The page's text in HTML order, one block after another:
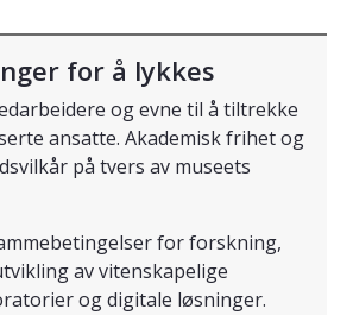
for å lykkes
og evne til å tiltrekke
ansatte. Akademisk frihet og
på tvers av museets
for forskning,
av vitenskapelige
og digitale løsninger.